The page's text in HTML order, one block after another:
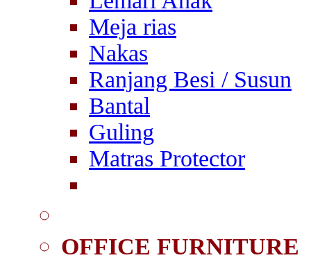
Meja rias
Nakas
Ranjang Besi / Susun
Bantal
Guling
Matras Protector
OFFICE FURNITURE